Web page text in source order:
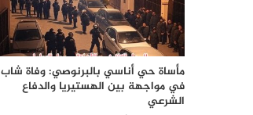
مأساة حي أناسي بالبرنوصي: وفاة شاب
في مواجهة بين الهستيريا والدفاع
الشرعي